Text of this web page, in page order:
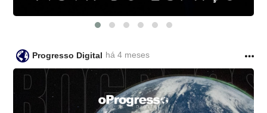
Progresso Digital há 4 meses